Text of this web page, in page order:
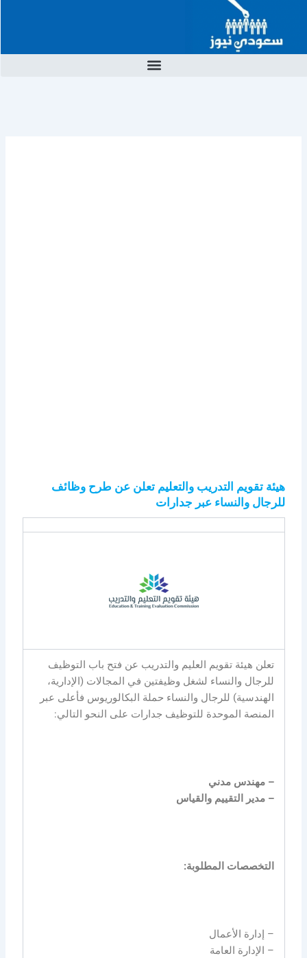
المحتوى
هيئة تقويم التدريب والتعليم تعلن عن طرح وظائف
للرجال والنساء عبر جدارات
تعلن هيئة تقويم العليم والتدريب عن فتح باب التوظيف
للرجال والنساء لشغل وظيفتين في المجالات (الإدارية،
الهندسية) للرجال والنساء حملة البكالوريوس فأعلى عبر
المنصة الموحدة للتوظيف جدارات على النحو التالي:
– مهندس مدني
– مدير التقييم والقياس
التخصصات المطلوبة:
– إدارة الأعمال
– الإدارة العامة